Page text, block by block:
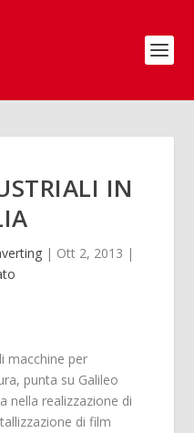
IN
| Ott 2, 2013 |
macchine per
punta su Galileo
nella realizzazione di
di film